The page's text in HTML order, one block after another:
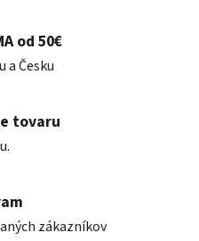
od 50€
a Česku
tovaru
zákazníkov